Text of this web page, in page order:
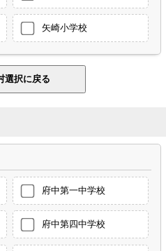
矢崎小学校
府中第一中学校
府中第四中学校